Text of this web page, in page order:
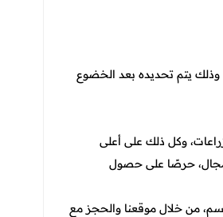
وذلك يتم تحديده بعد الخضوع
وكل ذلك على أعلى
حرصًا على حصول
من خلال موقعنا والحجز مع